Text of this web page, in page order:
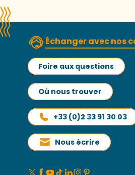
Échanger avec nos
Foire aux questions
Où nous trouver
+33 (0)2 33 91 30 03
Nous écrire